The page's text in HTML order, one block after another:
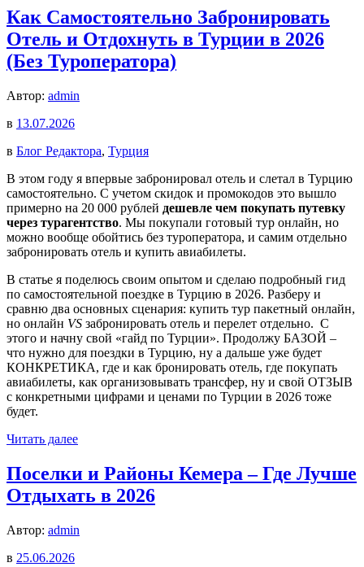
Как Самостоятельно Забронировать
Отель и Отдохнуть в Турции в 2026
(Без Туроператора)
Автор: admin
в 13.07.2026
в Блог Редактора, Турция
В этом году я впервые забронировал отель и слетал в Турцию
самостоятельно. С учетом скидок и промокодов это вышло
примерно на 20 000 рублей дешевле чем покупать путевку
через турагентство. Мы покупали готовый тур онлайн, но
можно вообще обойтись без туроператора, и самим отдельно
забронировать отель и купить авиабилеты.
В статье я поделюсь своим опытом и сделаю подробный гид
по самостоятельной поездке в Турцию в 2026. Разберу и
сравню два основных сценария: купить тур пакетный онлайн,
но онлайн VS забронировать отель и перелет отдельно. С
этого и начну свой «гайд по Турции». Продолжу БАЗОЙ –
что нужно для поездки в Турцию, ну а дальше уже будет
КОНКРЕТИКА, где и как бронировать отель, где покупать
авиабилеты, как организовывать трансфер, ну и свой ОТЗЫВ
с конкретными цифрами и ценами по Турции в 2026 тоже
будет.
Читать далее
Поселки и Районы Кемера – Где Лучше
Отдыхать в 2026
Автор: admin
в 25.06.2026